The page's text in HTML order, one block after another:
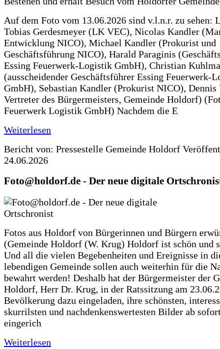
Auf dem Foto vom 13.06.2026 sind v.l.n.r. zu sehen:
Tobias Gerdesmeyer (LK VEC), Nicolas Kandler
Entwicklung NICO), Michael Kandler (Prokurist und
Geschäftsführung NICO), Harald Paraginis
Essing Feuerwerk-Logistik GmbH), Christian
(ausscheidender Geschäftsführer Essing Feuerwerk-
GmbH), Sebastian Kandler (Prokurist NICO),
Vertreter des Bürgermeisters, Gemeinde Holdorf)
Feuerwerk Logistik GmbH) Nachdem die E
Weiterlesen
Bericht von: Pressestelle Gemeinde Holdorf
24.06.2026
Foto@holdorf.de - Der neue digitale
Fotos aus Holdorf von Bürgerinnen und Bürgern
(Gemeinde Holdorf (W. Krug) Holdorf ist schön und
Und all die vielen Begebenheiten und Ereignisse in
lebendigen Gemeinde sollen auch weiterhin für die
bewahrt werden! Deshalb hat der Bürgermeister der
Holdorf, Herr Dr. Krug, in der Ratssitzung am
Bevölkerung dazu eingeladen, ihre schönsten,
skurrilsten und nachdenkenswertesten Bilder ab
eingerich
Weiterlesen